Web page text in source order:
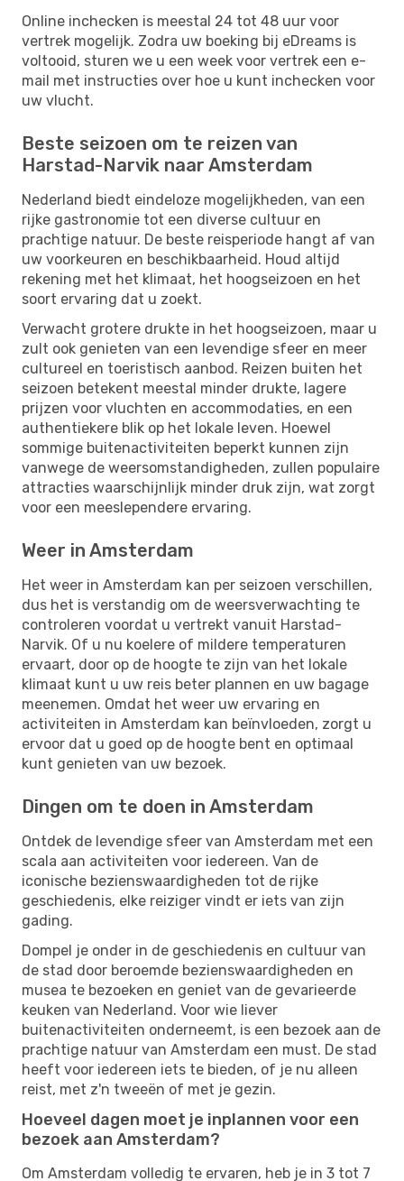
Online inchecken is meestal 24 tot 48 uur voor
vertrek mogelijk. Zodra uw boeking bij eDreams is
voltooid, sturen we u een week voor vertrek een e-
mail met instructies over hoe u kunt inchecken voor
uw vlucht.
Beste seizoen om te reizen van
Harstad-Narvik naar Amsterdam
Nederland biedt eindeloze mogelijkheden, van een
rijke gastronomie tot een diverse cultuur en
prachtige natuur. De beste reisperiode hangt af van
uw voorkeuren en beschikbaarheid. Houd altijd
rekening met het klimaat, het hoogseizoen en het
soort ervaring dat u zoekt.
Verwacht grotere drukte in het hoogseizoen, maar u
zult ook genieten van een levendige sfeer en meer
cultureel en toeristisch aanbod. Reizen buiten het
seizoen betekent meestal minder drukte, lagere
prijzen voor vluchten en accommodaties, en een
authentiekere blik op het lokale leven. Hoewel
sommige buitenactiviteiten beperkt kunnen zijn
vanwege de weersomstandigheden, zullen populaire
attracties waarschijnlijk minder druk zijn, wat zorgt
voor een meeslependere ervaring.
Weer in Amsterdam
Het weer in Amsterdam kan per seizoen verschillen,
dus het is verstandig om de weersverwachting te
controleren voordat u vertrekt vanuit Harstad-
Narvik. Of u nu koelere of mildere temperaturen
ervaart, door op de hoogte te zijn van het lokale
klimaat kunt u uw reis beter plannen en uw bagage
meenemen. Omdat het weer uw ervaring en
activiteiten in Amsterdam kan beïnvloeden, zorgt u
ervoor dat u goed op de hoogte bent en optimaal
kunt genieten van uw bezoek.
Dingen om te doen in Amsterdam
Ontdek de levendige sfeer van Amsterdam met een
scala aan activiteiten voor iedereen. Van de
iconische bezienswaardigheden tot de rijke
geschiedenis, elke reiziger vindt er iets van zijn
gading.
Dompel je onder in de geschiedenis en cultuur van
de stad door beroemde bezienswaardigheden en
musea te bezoeken en geniet van de gevarieerde
keuken van Nederland. Voor wie liever
buitenactiviteiten onderneemt, is een bezoek aan de
prachtige natuur van Amsterdam een must. De stad
heeft voor iedereen iets te bieden, of je nu alleen
reist, met z'n tweeën of met je gezin.
Hoeveel dagen moet je inplannen voor een
bezoek aan Amsterdam?
Om Amsterdam volledig te ervaren, heb je in 3 tot 7